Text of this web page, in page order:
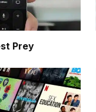
Prey